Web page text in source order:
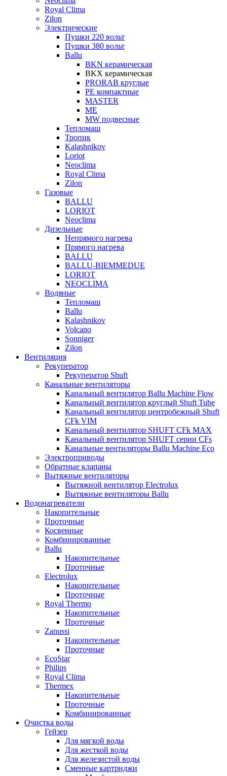
Royal Clima
Zilon
Электрические
Пушки 220 вольт
Пушки 380 вольт
Ballu
BKN керамическая
BKX керамическая
PRORAB круглые
PE компактные
MASTER
МЕ
MW подвесные
Тепломаш
Тропик
Kalashnikov
Loriot
Neoclima
Royal Clima
Zilon
Газовые
BALLU
LORIOT
Neoclima
Дизельные
Непрямого нагрева
Прямого нагрева
BALLU
BALLU-BIEMMEDUE
LORIOT
NEOCLIMA
Водяные
Тепломаш
Ballu
Kalashnikov
Volcano
Sonniger
Zilon
Вентиляция
Рекуператор
Рекуператор Shuft
Канальные вентиляторы
Канальный вентилятор Ballu Machine Flow
Канальный вентилятор круглый Shuft Tube
Канальный вентилятор центробежный Shuft
CFk VIM
Канальный вентилятор SHUFT CFk MAX
Канальный вентилятор SHUFT серии CFs
Канальные вентиляторы Ballu Machine Eco
Электроприводы
Обратные клапаны
Вытяжные вентиляторы
Вытяжной вентилятор Electrolux
Вытяжные вентиляторы Ballu
Водонагреватели
Накопительные
Проточные
Косвенные
Комбинированные
Ballu
Накопительные
Проточные
Electrolux
Накопительные
Проточные
Royal Thermo
Накопительные
Проточные
Zanussi
Накопительные
Проточные
EcoStar
Philips
Royal Clima
Thermex
Накопительные
Проточные
Комбинированные
Очистка воды
Гейзер
Для мягкой воды
Для жесткой воды
Для железистой воды
Сменные картриджи